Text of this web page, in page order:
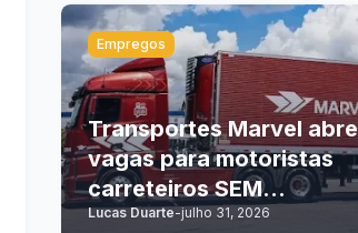
Empregos
Transportes Marvel abre
vagas para motoristas
carreteiros SEM
EXPERIÊNCIA
Lucas Duarte-julho 31, 2026